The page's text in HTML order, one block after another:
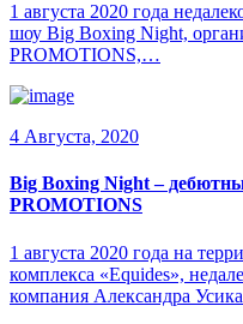
1 августа 2020 года
шоу Big Boxing Night,
PROMOTIONS,…
4 Августа, 2020
Big Boxing Night –
PROMOTIONS
1 августа 2020 года на
комплекса «Equides»,
компания Александра